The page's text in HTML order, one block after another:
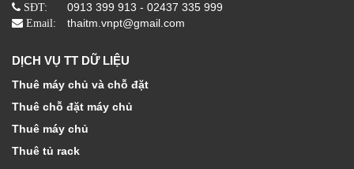
SĐT: 0913 399 913 - 02437 335 999
Email: thaitm.vnpt@gmail.com
DỊCH VỤ TT DỮ LIỆU
Thuê máy chủ và chỗ đặt
Thuê chỗ đặt máy chủ
Thuê máy chủ
Thuê tủ rack